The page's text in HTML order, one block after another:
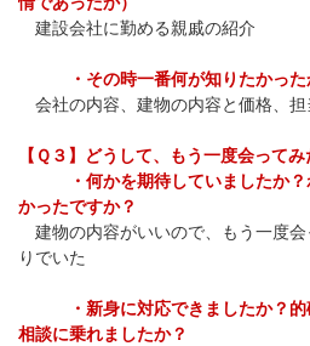
建設会社に勤める親戚の紹介
・その時一番何が知りたかった
会社の内容、建物の内容と価格、担
【Ｑ３】どうして、もう一度会って
・何かを期待していましたか？
かったですか？
建物の内容がいいので、もう一度
りでいた
・新身に対応できましたか？的
相談に乗れましたか？